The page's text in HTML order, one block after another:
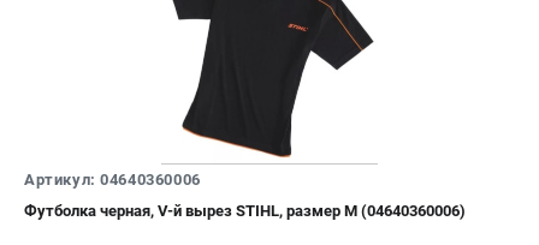
Артикул: 04640360006
Футболка черная, V-й вырез STIHL, размер M (04640360006)